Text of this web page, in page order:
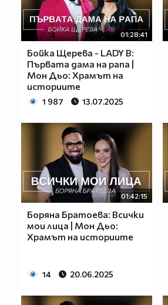
01:28:41
Бойка Щерева - LADY B:
Първата дама на рапа |
Мон Дьо: Храмът на
историите
1 987 13.07.2025
01:42:15
Боряна Братоева: Всички
мои лица | Мон Дьо:
Храмът на историите
14 20.06.2025